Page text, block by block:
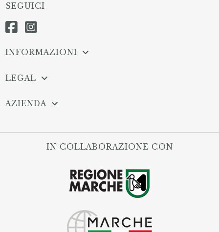
SEGUICI
INFORMAZIONI
LEGAL
AZIENDA
IN COLLABORAZIONE CON